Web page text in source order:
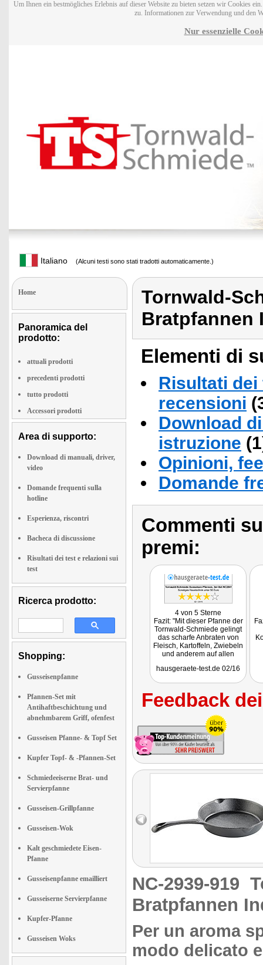
Um Ihnen ein bestmögliches Erlebnis auf dieser Website zu bieten setzen wir Cookies
zu. Informationen zur Verwendung und den
Nur essenzielle
Italiano (Alcuni testi sono stati tradotti automaticamente.)
Home
Panoramica del
prodotto:
attuali prodotti
precedenti prodotti
tutto prodotti
Accessori prodotti
Area di supporto:
Download di manuali, driver,
video
Domande frequenti sulla
hotline
Esperienza, riscontri
Bacheca di discussione
Risultati dei test e relazioni sui
test
Ricerca prodotto:
Shopping:
Gusseisenpfanne
Pfannen-Set mit
Antihaftbeschichtung und
abnehmbarem Griff, ofenfest
Gusseisen Pfanne- & Topf Set
Kupfer Topf- & -Pfannen-Set
Schmiedeeiserne Brat- und
Servierpfanne
Gusseisen-Grillpfanne
Gusseisen-Wok
Kalt geschmiedete Eisen-
Pfanne
Gusseisenpfanne emailliert
Gusseiserne Servierpfanne
Kupfer-Pfanne
Gusseisen Woks
Tornwald-
Bratpfannen
Elementi di
Risultati
recensioni
Download
istruzione
Opinioni,
Domande
Commenti
premi:
4 von 5 Sterne
Fazit: "Mit dieser Pfanne der
Tornwald-Schmiede gelingt
das scharfe Anbraten von
Fleisch, Kartoffeln, Zwiebeln
und anderem auf allen
dürfen in keiner guten
Pfannenset NC-2941
hausgeraete-test.de 02/16
Feedback
NC-2939-919
Bratpfannen
Per un aroma
modo delicato